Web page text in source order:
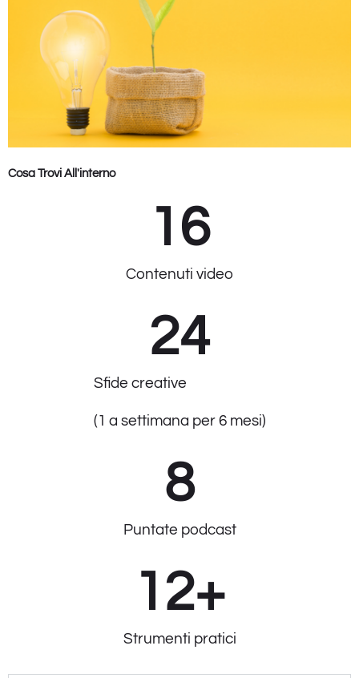
Cosa Trovi All'interno
Contenuti video
16
Sfide creative
(1 a settimana per 6 mesi)
24
Puntate podcast
8
Strumenti pratici
12+